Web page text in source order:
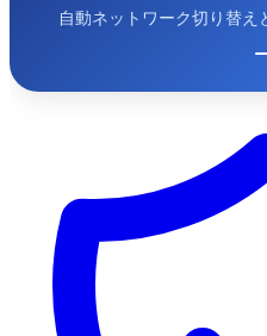
自動ネットワーク切り替